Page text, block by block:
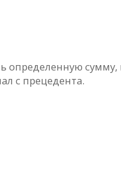
с прецедента.